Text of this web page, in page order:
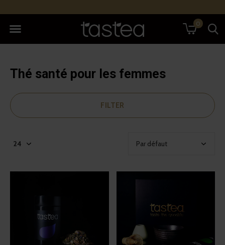
0
Thé santé pour les femmes
FILTER